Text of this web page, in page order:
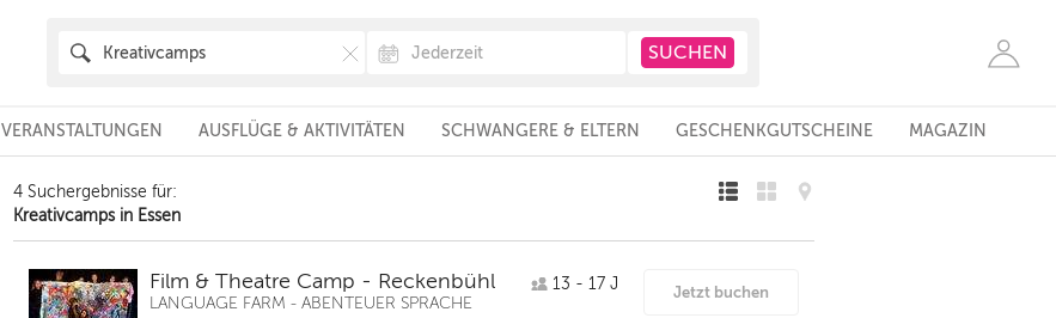
VERANSTALTUNGEN AUSFLÜGE & AKTIVITÄTEN SCHWANGERE & ELTERN GESCHENKGUTSCHEINE MAGAZIN
4 Suchergebnisse für:
Kreativcamps in Essen
Film & Theatre Camp - Reckenbühl
LANGUAGE FARM - ABENTEUER SPRACHE
13 - 17 J Jetzt buchen